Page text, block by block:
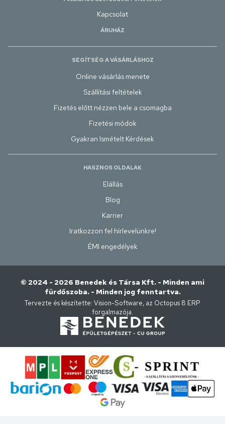
Kapcsolat
ÁRUHÁZ
SEGÍTSÉG A VÁSÁRLÁSHOZ
Online vásárlás menete
Szállítási feltételek
Fizetés előtt nézzen bele a csomagba
Fizetési módok
Gyakran Ismételt Kérdések
HASZNOS OLDALAK
Elállás
Blog
Karrier
Iratkozzon fel hírlevelünkre!
ÉMI engedélyek
© 2024 - 2026 Benedek és Társa Kft. - Minden ami
fürdőszoba. - Minden jog fenntartva.
Tervezte és készítette: Vision-Software, az Octopus 8 ERP
forgalmazója.